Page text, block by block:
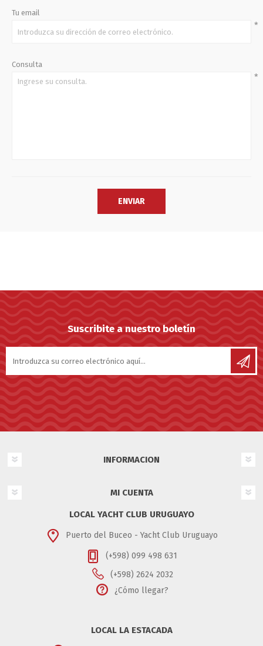
Tu email
*
Consulta
*
Suscribite a nuestro boletín
INFORMACION
MI CUENTA
LOCAL YACHT CLUB URUGUAYO
Puerto del Buceo - Yacht Club Uruguayo
(+598) 099 498 631
(+598) 2624 2032
¿Cómo llegar?
LOCAL LA ESTACADA